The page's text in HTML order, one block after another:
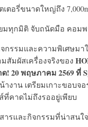
เตอรี่ขนาดใหญ่ถึง
มทุกมิติ จับถนัดมือ คอม
กรรมและความพิเศษม
สัมผัสเครื่องจริงของ
! 20 พฤษภาคม 2569 ที่
างาน เตรียมเกาะขอบ
ที่คาดไม่ถึงรออยู่เพียบ
ารและกิจกรรมที่น่าสนใ